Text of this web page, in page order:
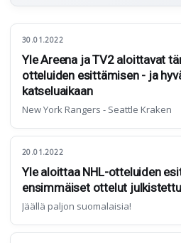
30.01.2022
Yle Areena ja TV2 aloittavat
otteluiden esittämisen - ja
katseluaikaan
New York Rangers - Seattle Kraken
20.01.2022
Yle aloittaa NHL-otteluiden
ensimmäiset ottelut julkistettu
Jäällä paljon suomalaisia!